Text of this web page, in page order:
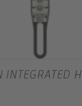
INTEGRATED